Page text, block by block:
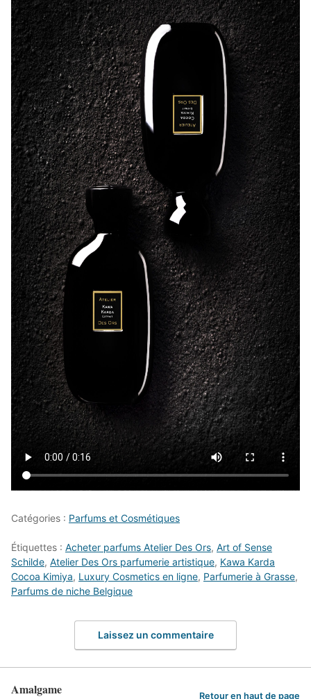
Catégories : Parfums et Cosmétiques
Étiquettes : Acheter parfums Atelier Des Ors, Art of Sense
Schilde, Atelier Des Ors parfumerie artistique, Kawa Karda
Cocoa Kimiya, Luxury Cosmetics en ligne, Parfumerie à Grasse,
Parfums de niche Belgique
Laissez un commentaire
Amalgame Retour en haut de page